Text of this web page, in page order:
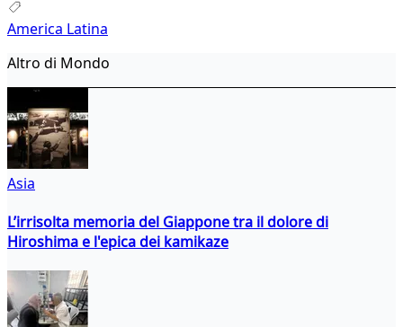
America Latina
Altro di Mondo
Asia
L’irrisolta memoria del Giappone tra il dolore di
Hiroshima e l'epica dei kamikaze